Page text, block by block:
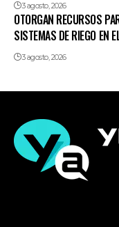
3 agosto, 2026
OTORGAN RECURSOS
SISTEMAS DE RIEGO EN
3 agosto, 2026